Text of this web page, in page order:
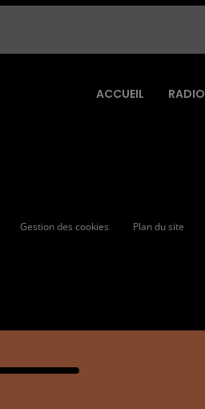
ACCUEIL RADIO
Gestion des cookies Plan du site